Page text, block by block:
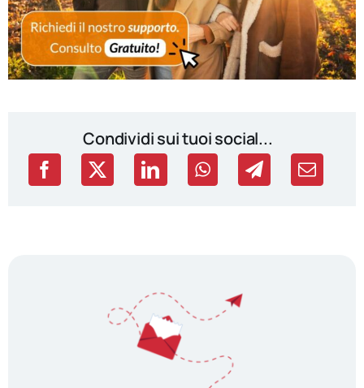
Condividi sui tuoi social...